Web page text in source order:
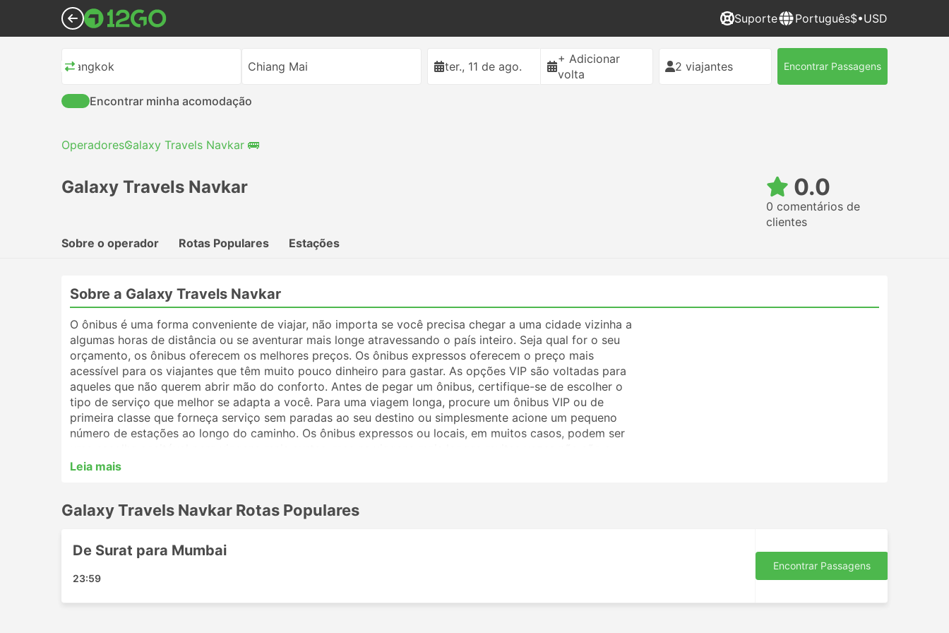
Suporte Português$•USD
Bangkok Chiang Mai ter., 11 de ago.
+ Adicionar
volta
2 viajantes Encontrar Passagens
Encontrar minha acomodação
OperadoresGalaxy Travels Navkar 🚌
Galaxy Travels Navkar 0.0
0 comentários de
clientes
Sobre o operador
Rotas Populares Estações
Sobre a Galaxy Travels Navkar
O ônibus é uma forma conveniente de viajar, não importa se você precisa chegar a uma cidade vizinha a
algumas horas de distância ou se aventurar mais longe atravessando o país inteiro. Seja qual for o seu
orçamento, os ônibus oferecem os melhores preços. Os ônibus expressos oferecem o preço mais
acessível para os viajantes que têm muito pouco dinheiro para gastar. As opções VIP são voltadas para
aqueles que não querem abrir mão do conforto. Antes de pegar um ônibus, certifique-se de escolher o
tipo de serviço que melhor se adapta a você. Para uma viagem longa, procure um ônibus VIP ou de
primeira classe que forneça serviço sem paradas ao seu destino ou simplesmente acione um pequeno
número de estações ao longo do caminho. Os ônibus expressos ou locais, em muitos casos, podem ser
melhor opção. Analise o cronograma antes de viajar, pois muitos destinos de longo curso são atendidos
viajantes irão ajudá-lo a escolher a melhor passagem e classe de ônibus.
Estações Populares da Galaxy Travels Navkar
As principais estações contempladas pelos ônibus da Galaxy Travels Navkar incluem:
Leia mais
Galaxy Travels Navkar Rotas Populares
De Surat para Mumbai
23:59
Encontrar Passagens